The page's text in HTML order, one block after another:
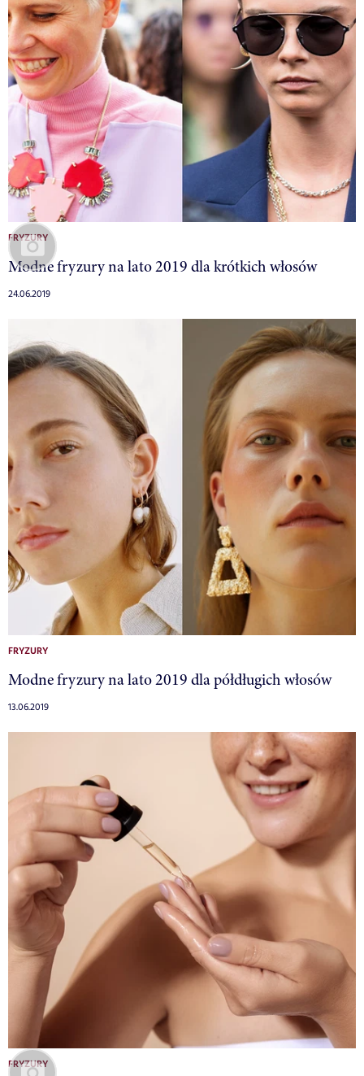
FRYZURY
Modne fryzury na lato 2019 dla krótkich włosów
24.06.2019
FRYZURY
Modne fryzury na lato 2019 dla półdługich włosów
13.06.2019
FRYZURY